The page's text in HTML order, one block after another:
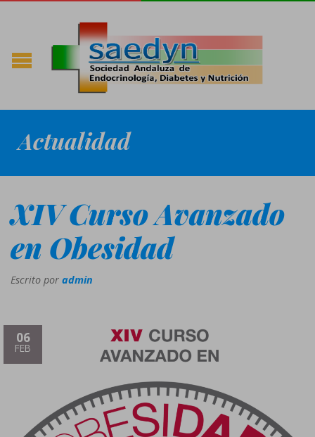
Actualidad
XIV Curso Avanzado
en Obesidad
Escrito por admin
06
FEB